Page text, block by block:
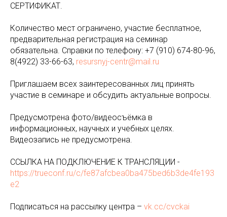
СЕРТИФИКАТ.
Количество мест ограничено, участие бесплатное,
предварительная регистрация на семинар
обязательна. Справки по телефону: +7 (910) 674-80-96,
8(4922) 33-66-63, resursnyj-centr@mail.ru
Приглашаем всех заинтересованных лиц принять
участие в семинаре и обсудить актуальные вопросы.
Предусмотрена фото/видеосъёмка в
информационных, научных и учебных целях.
Видеозапись не предусмотрена.
ССЫЛКА НА ПОДКЛЮЧЕНИЕ К ТРАНСЛЯЦИИ -
https://trueconf.ru/c/fe87afcbea0ba475bed6b3de4fe193
e2
Подписаться на рассылку центра – vk.cc/cvckai